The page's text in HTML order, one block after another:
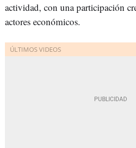
actividad, con una participación
actores económicos.